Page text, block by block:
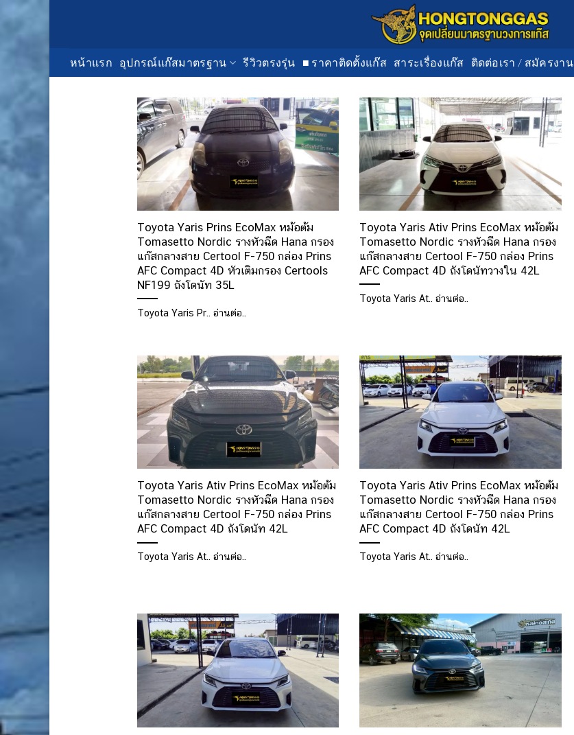
หน้าแรก
อุปกรณ์แก๊สมาตรฐาน รีวิวตรงรุ่น ■ ราคาติดตั้งแก๊ส สาระเรื่องแก๊ส ติดต่อเรา / สมัครงาน
Toyota Yaris Prins EcoMax หม้อต้ม
Tomasetto Nordic รางหัวฉีด Hana กรอง
แก๊สกลางสาย Certool F-750 กล่อง Prins
AFC Compact 4D หัวเติมกรอง Certools
NF199 ถังโดนัท 35L
Toyota Yaris Pr.. อ่านต่อ..
Toyota Yaris Ativ Prins EcoMax หม้อต้ม
Tomasetto Nordic รางหัวฉีด Hana กรอง
แก๊สกลางสาย Certool F-750 กล่อง Prins
AFC Compact 4D ถังโดนัทวางใน 42L
Toyota Yaris At.. อ่านต่อ..
Toyota Yaris Ativ Prins EcoMax หม้อต้ม
Tomasetto Nordic รางหัวฉีด Hana กรอง
แก๊สกลางสาย Certool F-750 กล่อง Prins
AFC Compact 4D ถังโดนัท 42L
Toyota Yaris At.. อ่านต่อ..
Toyota Yaris Ativ Prins EcoMax หม้อต้ม
Tomasetto Nordic รางหัวฉีด Hana กรอง
แก๊สกลางสาย Certool F-750 กล่อง Prins
AFC Compact 4D ถังโดนัท 42L
Toyota Yaris At.. อ่านต่อ..